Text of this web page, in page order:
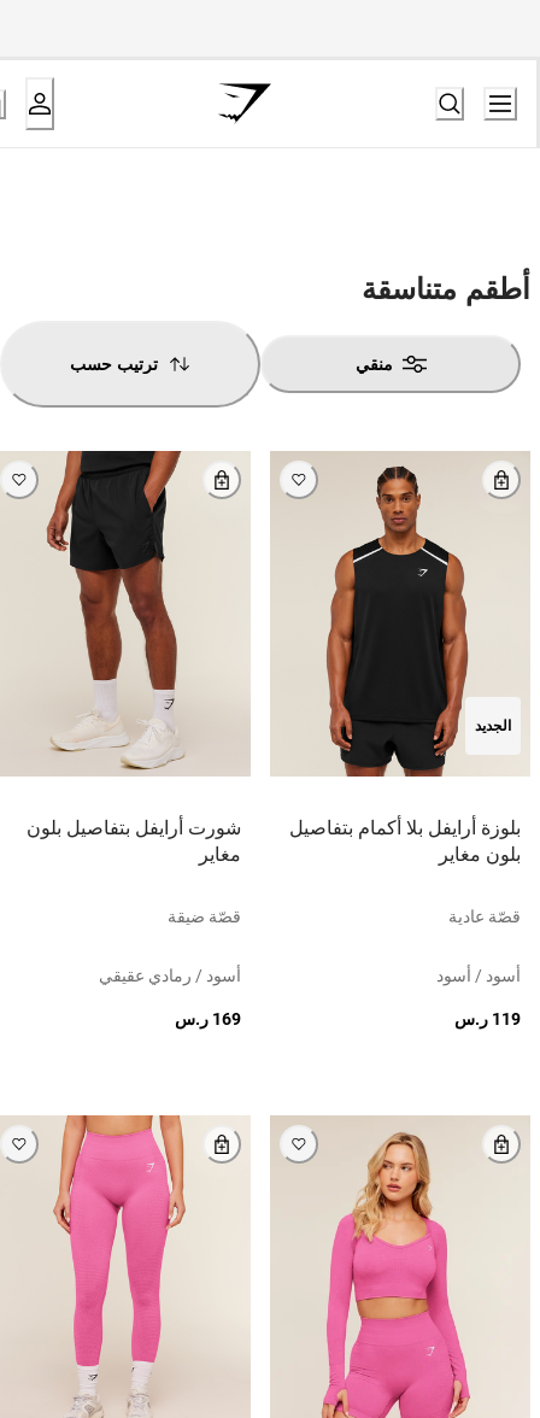
أطقم متناسقة
منقي ترتيب حسب
الجديد
بلوزة أرايفل بلا أكمام بتفاصيل
بلون مغاير
قصّة عادية
أسود / أسود
119 ر.س
شورت أرايفل بتفاصيل بلون
مغاير
قصّة ضيقة
أسود / رمادي عقيقي
169 ر.س